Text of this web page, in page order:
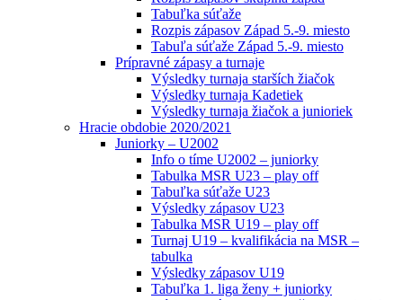
Tabuľka súťaže
Rozpis zápasov Západ 5.-9. miesto
Tabuľa súťaže Západ 5.-9. miesto
Prípravné zápasy a turnaje
Výsledky turnaja starších žiačok
Výsledky turnaja Kadetiek
Výsledky turnaja žiačok a junioriek
Hracie obdobie 2020/2021
Juniorky – U2002
Info o tíme U2002 – juniorky
Tabulka MSR U23 – play off
Tabuľka súťaže U23
Výsledky zápasov U23
Tabulka MSR U19 – play off
Turnaj U19 – kvalifikácia na MSR –
tabulka
Výsledky zápasov U19
Tabuľka 1. liga ženy + juniorky